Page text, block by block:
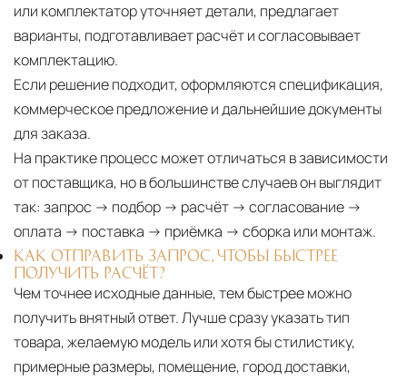
или комплектатор уточняет детали, предлагает
варианты, подготавливает расчёт и согласовывает
комплектацию.
Если решение подходит, оформляются спецификация,
коммерческое предложение и дальнейшие документы
для заказа.
На практике процесс может отличаться в зависимости
от поставщика, но в большинстве случаев он выглядит
так: запрос → подбор → расчёт → согласование →
оплата → поставка → приёмка → сборка или монтаж.
КАК ОТПРАВИТЬ ЗАПРОС, ЧТОБЫ БЫСТРЕЕ
ПОЛУЧИТЬ РАСЧЁТ?
Чем точнее исходные данные, тем быстрее можно
получить внятный ответ. Лучше сразу указать тип
товара, желаемую модель или хотя бы стилистику,
примерные размеры, помещение, город доставки,